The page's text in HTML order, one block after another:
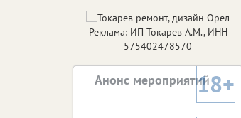
Реклама: ИП Токарев А.М., ИНН
575402478570
Анонс мероприятий18+